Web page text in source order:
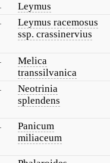
Leymus
Leymus racemosus
ssp. crassinervius
Melica
transsilvanica
Neotrinia
splendens
Panicum
miliaceum